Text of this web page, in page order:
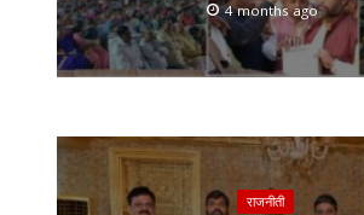
4 months ago
राजनीती